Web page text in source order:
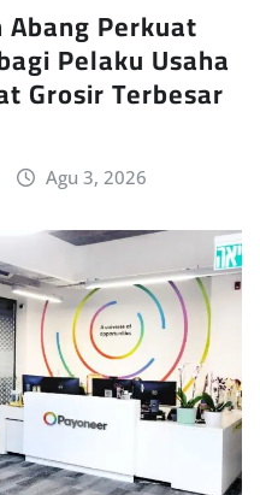
Abang Perkuat
Pelaku Usaha
Grosir Terbesar
Agu 3, 2026